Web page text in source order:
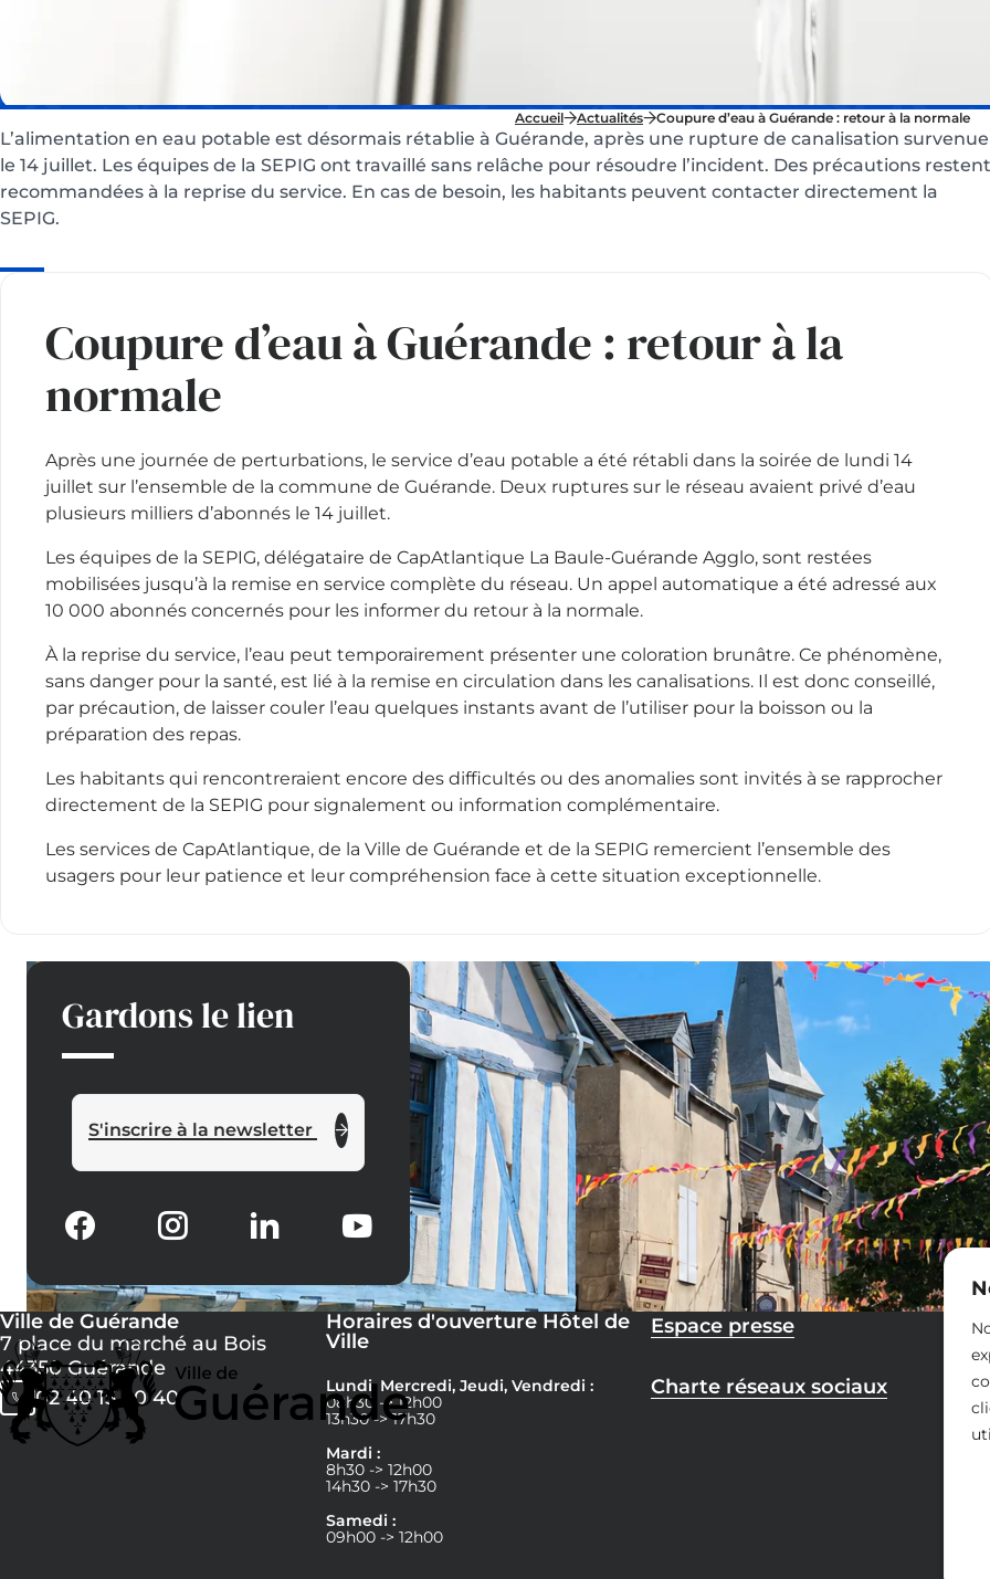
Accueil Actualités Coupure d’eau à Guérande : retour à la normale
L’alimentation en eau potable est désormais rétablie à Guérande, après une rupture de canalisation survenue
le 14 juillet. Les équipes de la SEPIG ont travaillé sans relâche pour résoudre l’incident. Des précautions restent
recommandées à la reprise du service. En cas de besoin, les habitants peuvent contacter directement la
SEPIG.
Coupure d’eau à Guérande : retour à la
normale
Après une journée de perturbations, le service d’eau potable a été rétabli dans la soirée de lundi 14
juillet sur l’ensemble de la commune de Guérande. Deux ruptures sur le réseau avaient privé d’eau
plusieurs milliers d’abonnés le 14 juillet.
Les équipes de la SEPIG, délégataire de CapAtlantique La Baule-Guérande Agglo, sont restées
mobilisées jusqu’à la remise en service complète du réseau. Un appel automatique a été adressé aux
10 000 abonnés concernés pour les informer du retour à la normale.
À la reprise du service, l’eau peut temporairement présenter une coloration brunâtre. Ce phénomène,
sans danger pour la santé, est lié à la remise en circulation dans les canalisations. Il est donc conseillé,
par précaution, de laisser couler l’eau quelques instants avant de l’utiliser pour la boisson ou la
préparation des repas.
Les habitants qui rencontreraient encore des difficultés ou des anomalies sont invités à se rapprocher
directement de la SEPIG pour signalement ou information complémentaire.
Les services de CapAtlantique, de la Ville de Guérande et de la SEPIG remercient l’ensemble des
usagers pour leur patience et leur compréhension face à cette situation exceptionnelle.
Gardons le lien
S'inscrire à la newsletter
Ville de Guérande
7 place du marché au Bois
44350 Guérande
02 40 15 60 40
Horaires d'ouverture Hôtel de
Ville
Lundi, Mercredi, Jeudi, Vendredi :
08h30 -> 12h00
13h30 -> 17h30
Mardi :
8h30 -> 12h00
14h30 -> 17h30
Samedi :
09h00 -> 12h00
Espace presse
Charte réseaux sociaux